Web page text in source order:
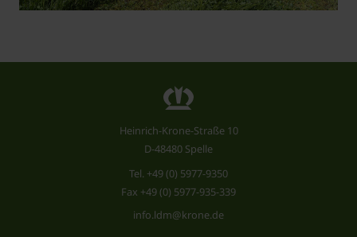
Heinrich-Krone-Straße 10
D-48480 Spelle
Tel. +49 (0) 5977-9350
Fax +49 (0) 5977-935-339
info.ldm@krone.de